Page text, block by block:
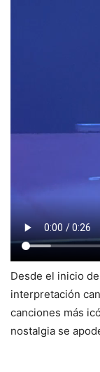
Desde el inicio
interpretación
canciones más
nostalgia se